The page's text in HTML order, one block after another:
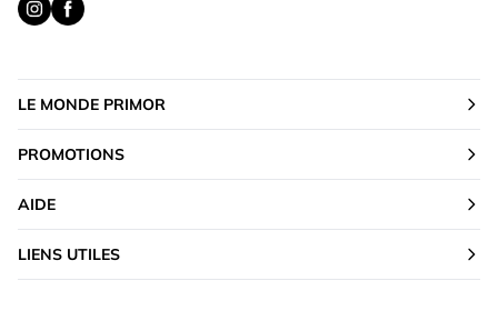
LE MONDE PRIMOR
PROMOTIONS
AIDE
LIENS UTILES